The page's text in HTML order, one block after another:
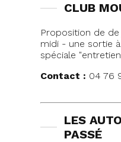
CLUB
Proposition de
midi - une sortie
spéciale
Contact : 04 76
LES
PASSÉ